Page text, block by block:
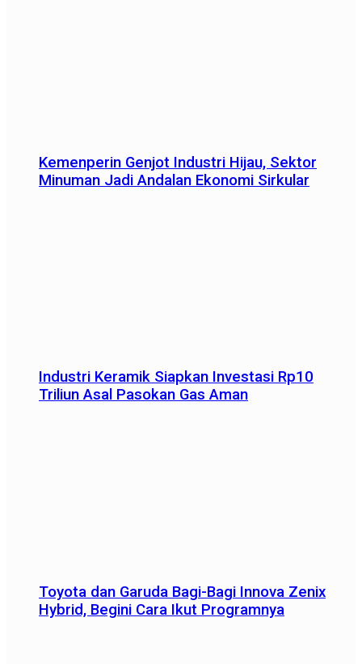
Kemenperin Genjot Industri Hijau, Sektor
Minuman Jadi Andalan Ekonomi Sirkular
Industri Keramik Siapkan Investasi Rp10
Triliun Asal Pasokan Gas Aman
Toyota dan Garuda Bagi-Bagi Innova Zenix
Hybrid, Begini Cara Ikut Programnya